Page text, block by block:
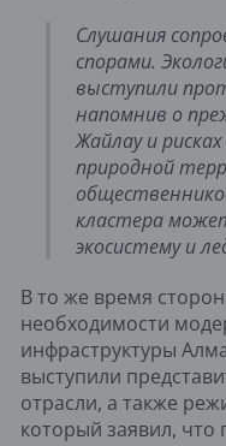
Слушания
спорами.
выступили
напомнив о
Жайлау и
природной
кластера
экосистему и
В то же время
необходимости
инфраструктуры
выступили
отрасли, а также
который заявил, что